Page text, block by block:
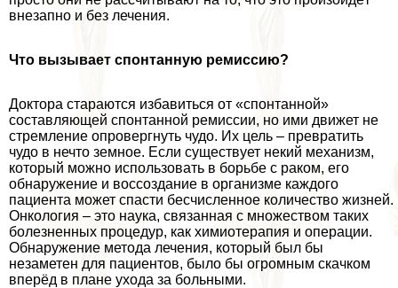
внезапно и без лечения.
Что вызывает спонтанную ремиссию?
Доктора стараются избавиться от «спонтанной»
составляющей спонтанной ремиссии, но ими движет не
стремление опровергнуть чудо. Их цель – превратить
чудо в нечто земное. Если существует некий механизм,
который можно использовать в борьбе с paком, его
обнаружение и воссоздание в организме каждого
пациента может спасти бесчисленное количество жизней.
Онкология – это наука, связанная с множеством таких
болезненных процедур, как химиотерапия и операции.
Обнаружение метода лечения, который был бы
незаметен для пациентов, было бы огромным скачком
вперёд в плане ухода за больными.